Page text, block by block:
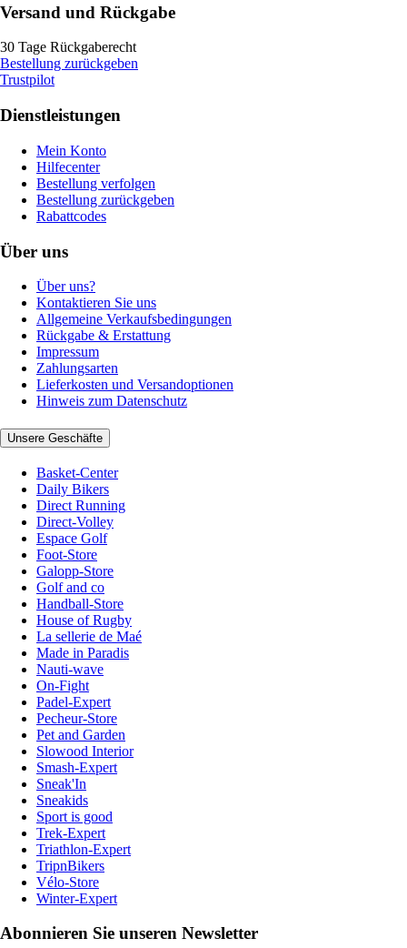
Versand und Rückgabe
30 Tage Rückgaberecht
Bestellung zurückgeben
Trustpilot
Dienstleistungen
Mein Konto
Hilfecenter
Bestellung verfolgen
Bestellung zurückgeben
Rabattcodes
Über uns
Über uns?
Kontaktieren Sie uns
Allgemeine Verkaufsbedingungen
Rückgabe & Erstattung
Impressum
Zahlungsarten
Lieferkosten und Versandoptionen
Hinweis zum Datenschutz
Unsere Geschäfte
Basket-Center
Daily Bikers
Direct Running
Direct-Volley
Espace Golf
Foot-Store
Galopp-Store
Golf and co
Handball-Store
House of Rugby
La sellerie de Maé
Made in Paradis
Nauti-wave
On-Fight
Padel-Expert
Pecheur-Store
Pet and Garden
Slowood Interior
Smash-Expert
Sneak'In
Sneakids
Sport is good
Trek-Expert
Triathlon-Expert
TripnBikers
Vélo-Store
Winter-Expert
Abonnieren Sie unseren Newsletter